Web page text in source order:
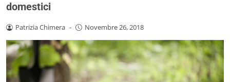
domestici
Patrizia Chimera - Novembre 26, 2018